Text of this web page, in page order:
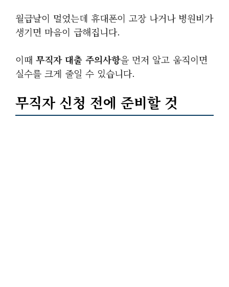
월급날이 멀었는데 휴대폰이 고장 나거나 병원비가
생기면 마음이 급해집니다.
이때 무직자 대출 주의사항을 먼저 알고 움직이면
실수를 크게 줄일 수 있습니다.
무직자 신청 전에 준비할 것